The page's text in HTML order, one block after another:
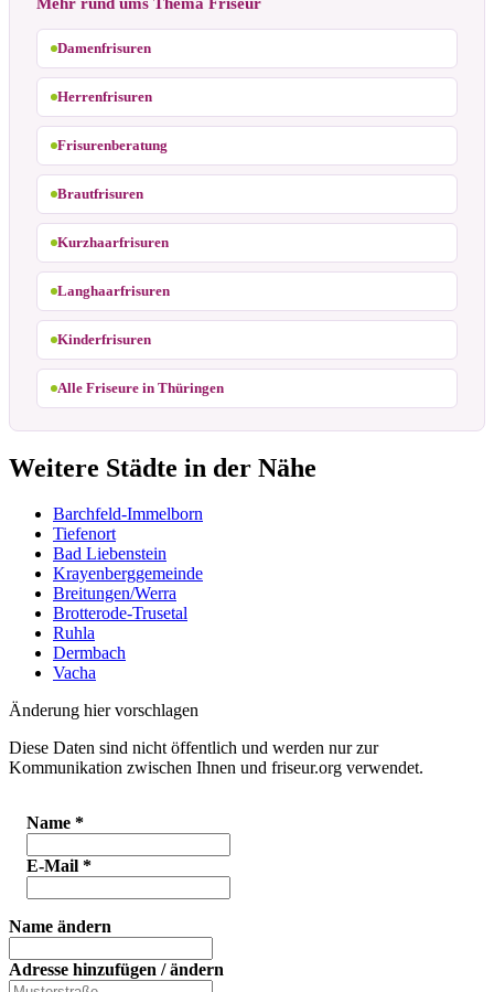
Damenfrisuren
Herrenfrisuren
Frisurenberatung
Brautfrisuren
Kurzhaarfrisuren
Langhaarfrisuren
Kinderfrisuren
Alle Friseure in Thüringen
Weitere Städte in der Nähe
Barchfeld-Immelborn
Tiefenort
Bad Liebenstein
Krayenberggemeinde
Breitungen/Werra
Brotterode-Trusetal
Ruhla
Dermbach
Vacha
Änderung hier vorschlagen
Diese Daten sind nicht öffentlich und werden nur zur
Kommunikation zwischen Ihnen und friseur.org verwendet.
Name *
E-Mail *
Name ändern
Adresse hinzufügen / ändern